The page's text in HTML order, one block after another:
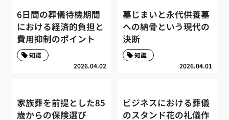
6日間の葬儀待機期間
における経済的負担と
費用抑制のポイント
2026.04.02
知識
墓じまいと永代供養墓
への納骨という現代の
決断
2026.04.01
知識
家族葬を前提とした85
歳からの保険選び
ビジネスにおける葬儀
のスタンド花の礼儀作